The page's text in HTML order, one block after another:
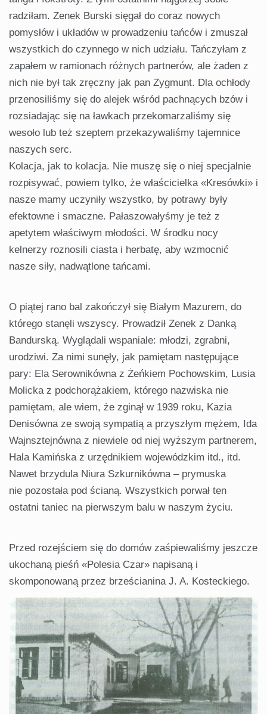
radziłam. Zenek Burski sięgał do coraz nowych
pomysłów i układów w prowadzeniu tańców i zmuszał
wszystkich do czynnego w nich udziału. Tańczyłam z
zapałem w ramionach różnych partnerów, ale żaden z
nich nie był tak zręczny jak pan Zygmunt. Dla ochłody
przenosiliśmy się do alejek wśród pachnących bzów i
rozsiadając się na ławkach przekomarzaliśmy się
wesoło lub też szeptem przekazywaliśmy tajemnice
naszych serc.
Kolacja, jak to kolacja. Nie muszę się o niej specjalnie
rozpisywać, powiem tylko, że właścicielka «Kresówki» i
nasze mamy uczyniły wszystko, by potrawy były
efektowne i smaczne. Pałaszowałyśmy je też z
apetytem właściwym młodości. W środku nocy
kelnerzy roznosili ciasta i herbatę, aby wzmocnić
nasze siły, nadwątlone tańcami.
O piątej rano bal zakończył się Białym Mazurem, do
którego stanęli wszyscy. Prowadził Zenek z Danką
Bandurską. Wyglądali wspaniale: młodzi, zgrabni,
urodziwi. Za nimi sunęły, jak pamiętam następujące
pary: Ela Serownikówna z Żeńkiem Pochowskim, Lusia
Molicka z podchorążakiem, którego nazwiska nie
pamiętam, ale wiem, że zginął w 1939 roku, Kazia
Denisówna ze swoją sympatią a przyszłym mężem, Ida
Wajnsztejnówna z niewiele od niej wyższym partnerem,
Hala Kamińska z urzędnikiem wojewódzkim itd., itd.
Nawet brzydula Niura Szkurnikówna – prymuska
nie pozostała pod ścianą. Wszystkich porwał ten
ostatni taniec na pierwszym balu w naszym życiu.
Przed rozejściem się do domów zaśpiewaliśmy jeszcze
ukochaną pieśń «Polesia Czar» napisaną i
skomponowaną przez brześcianina J. A. Kosteckiego.